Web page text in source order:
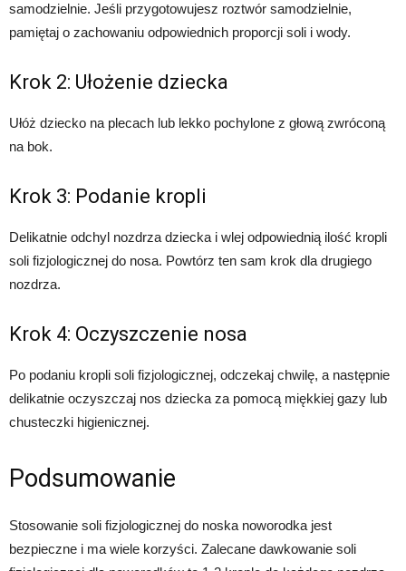
samodzielnie. Jeśli przygotowujesz roztwór samodzielnie,
pamiętaj o zachowaniu odpowiednich proporcji soli i wody.
Krok 2: Ułożenie dziecka
Ułóż dziecko na plecach lub lekko pochylone z głową zwróconą
na bok.
Krok 3: Podanie kropli
Delikatnie odchyl nozdrza dziecka i wlej odpowiednią ilość kropli
soli fizjologicznej do nosa. Powtórz ten sam krok dla drugiego
nozdrza.
Krok 4: Oczyszczenie nosa
Po podaniu kropli soli fizjologicznej, odczekaj chwilę, a następnie
delikatnie oczyszczaj nos dziecka za pomocą miękkiej gazy lub
chusteczki higienicznej.
Podsumowanie
Stosowanie soli fizjologicznej do noska noworodka jest
bezpieczne i ma wiele korzyści. Zalecane dawkowanie soli